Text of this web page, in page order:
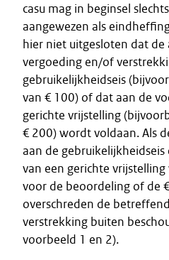
casu mag in beginsel
aangewezen als
hier niet uitgesloten dat de
vergoeding en/of
gebruikelijkheidseis
van € 100) of dat aan de
gerichte vrijstelling
€ 200) wordt voldaan. Als
aan de
van een gerichte
voor de beoordeling of de
overschreden de
verstrekking buiten
voorbeeld 1 en 2).